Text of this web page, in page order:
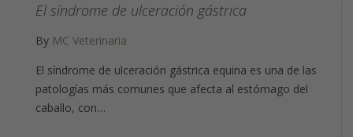
El síndrome de ulceración gástrica
By MC Veterinaria
El síndrome de ulceración gástrica equina es una de las
patologías más comunes que afecta al estómago del
caballo, con…